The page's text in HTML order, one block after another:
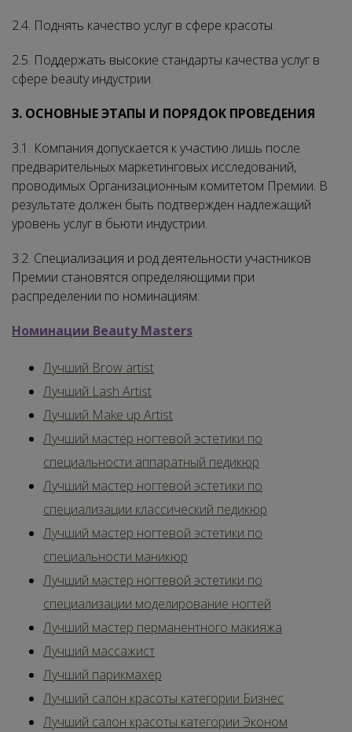
2.4. Поднять качество услуг в сфере красоты.
2.5. Поддержать высокие стандарты качества услуг в
сфере beauty индустрии.
3. ОСНОВНЫЕ ЭТАПЫ И ПОРЯДОК ПРОВЕДЕНИЯ
3.1. Компания допускается к участию лишь после
предварительных маркетинговых исследований,
проводимых Организационным комитетом Премии. В
результате должен быть подтвержден надлежащий
уровень услуг в бьюти индустрии.
3.2. Специализация и род деятельности участников
Премии становятся определяющими при
распределении по номинациям:
Номинации Beauty Masters
Лучший Brow artist
Лучший Lash Artist
Лучший Make up Artist
Лучший мастер ногтевой эстетики по
специальности аппаратный педикюр
Лучший мастер ногтевой эстетики по
специализации классический педикюр
Лучший мастер ногтевой эстетики по
специальности маникюр
Лучший мастер ногтевой эстетики по
специализации моделирование ногтей
Лучший мастер перманентного макияжа
Лучший массажист
Лучший парикмахер
Лучший салон красоты категории Бизнес
Лучший салон красоты категории Эконом